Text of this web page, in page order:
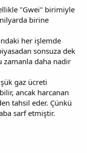
"Gwei" birimiyle
birine
her işlemde
sonsuza dek
zamanla daha nadir
gaz ücreti
ancak harcanan
tahsil eder. Çünkü
sarf etmiştir.